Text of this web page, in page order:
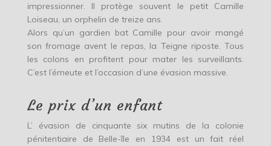
impressionner. Il protège souvent le petit Camille
Loiseau, un orphelin de treize ans.
Alors qu’un gardien bat Camille pour avoir mangé
son fromage avent le repas, la Teigne riposte. Tous
les colons en profitent pour mater les surveillants.
C’est l’émeute et l’occasion d’une évasion massive.
Le prix d’un enfant
L’ évasion de cinquante six mutins de la colonie
pénitentiaire de Belle-île en 1934 est un fait réel